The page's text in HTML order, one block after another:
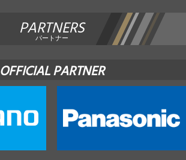
PARTNERS
パートナー
OFFICIAL PARTNER